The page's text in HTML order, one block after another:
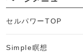
セルパワーTOP
Simple瞑想